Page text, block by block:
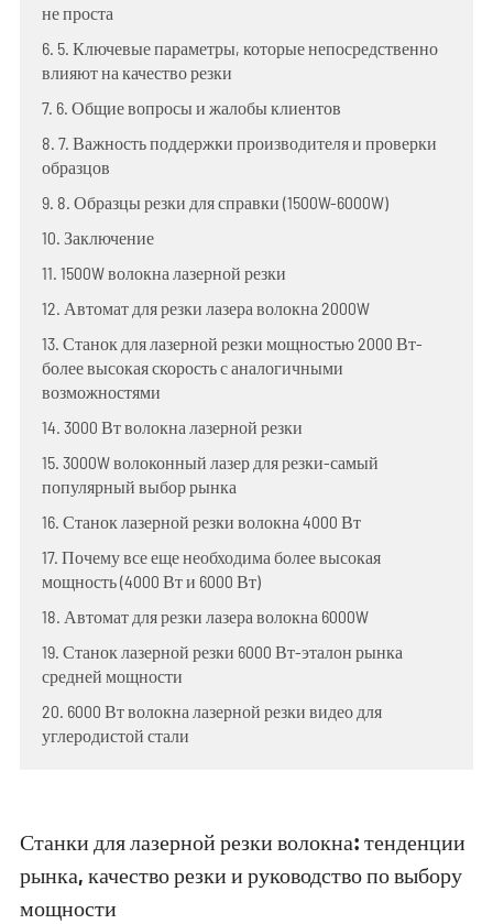
не проста
6. 5. Ключевые параметры, которые непосредственно
влияют на качество резки
7. 6. Общие вопросы и жалобы клиентов
8. 7. Важность поддержки производителя и проверки
образцов
9. 8. Образцы резки для справки (1500W-6000W)
10. Заключение
11. 1500W волокна лазерной резки
12. Автомат для резки лазера волокна 2000W
13. Станок для лазерной резки мощностью 2000 Вт-
более высокая скорость с аналогичными
возможностями
14. 3000 Вт волокна лазерной резки
15. 3000W волоконный лазер для резки-самый
популярный выбор рынка
16. Станок лазерной резки волокна 4000 Вт
17. Почему все еще необходима более высокая
мощность (4000 Вт и 6000 Вт)
18. Автомат для резки лазера волокна 6000W
19. Станок лазерной резки 6000 Вт-эталон рынка
средней мощности
20. 6000 Вт волокна лазерной резки видео для
углеродистой стали
Станки для лазерной резки волокна: тенденции
рынка, качество резки и руководство по выбору
мощности